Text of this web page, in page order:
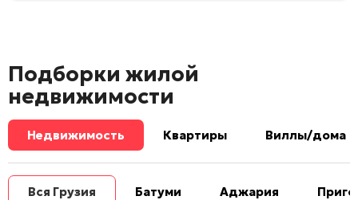
Подборки жилой
недвижимости
Недвижимость Квартиры Виллы/дома
Вся Грузия Батуми Аджария